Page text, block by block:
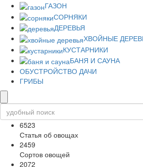
ГАЗОН
СОРНЯКИ
ДЕРЕВЬЯ
ХВОЙНЫЕ
КУСТАРНИКИ
БАНЯ И САУНА
ОБУСТРОЙСТВО ДАЧИ
ГРИБЫ
6523
Статья об овощах
2459
Сортов овощей
2072